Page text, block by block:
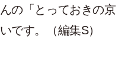
の「とっておきの京
です。（編集S）